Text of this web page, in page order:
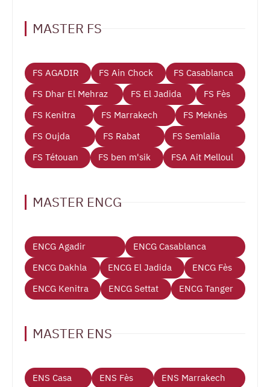
MASTER FS
FS AGADIR FS Ain Chock
FS Casablanca
FS Dhar El Mehraz
FS El Jadida
FS Fès
FS Kenitra
FS Marrakech
FS Meknès
FS Oujda
FS Rabat
FS Semlalia
FS Tétouan
FS ben m'sik FSA Ait Melloul
MASTER ENCG
ENCG Agadir
ENCG Casablanca
ENCG Dakhla
ENCG El Jadida
ENCG Fès
ENCG Kenitra
ENCG Settat ENCG Tanger
MASTER ENS
ENS Casa ENS Fès
ENS Marrakech